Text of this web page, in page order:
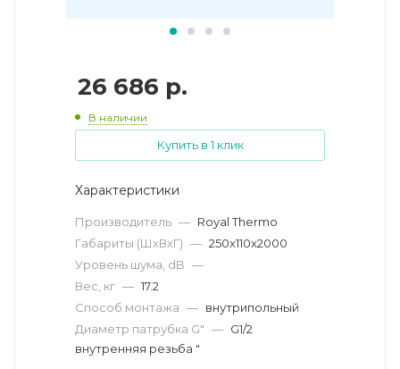
26 686 р.
В наличии
Купить в 1 клик
Характеристики
Производитель — Royal Thermo
Габариты (ШхВхГ) — 250x110x2000
Уровень шума, dB —
Вес, кг — 17.2
Способ монтажа — внутрипольный
Диаметр патрубка G" — G1/2
внутренняя резьба "